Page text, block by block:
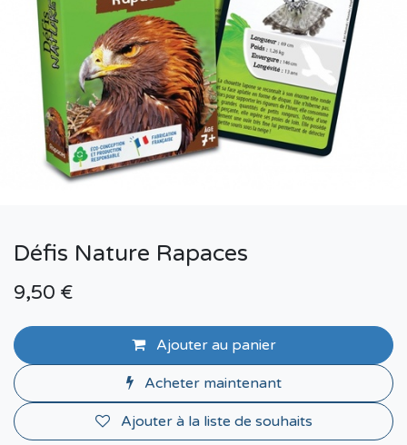
Défis Nature Rapaces
9,50 €
Ajouter au panier
Acheter maintenant
Ajouter à la liste de souhaits